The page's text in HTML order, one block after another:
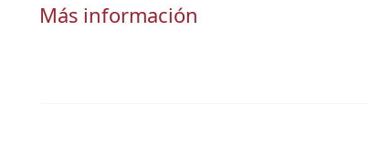
Más información